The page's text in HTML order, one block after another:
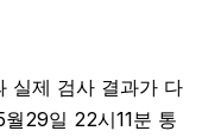
실제 검사 결과가 다
29일 22시11분 통